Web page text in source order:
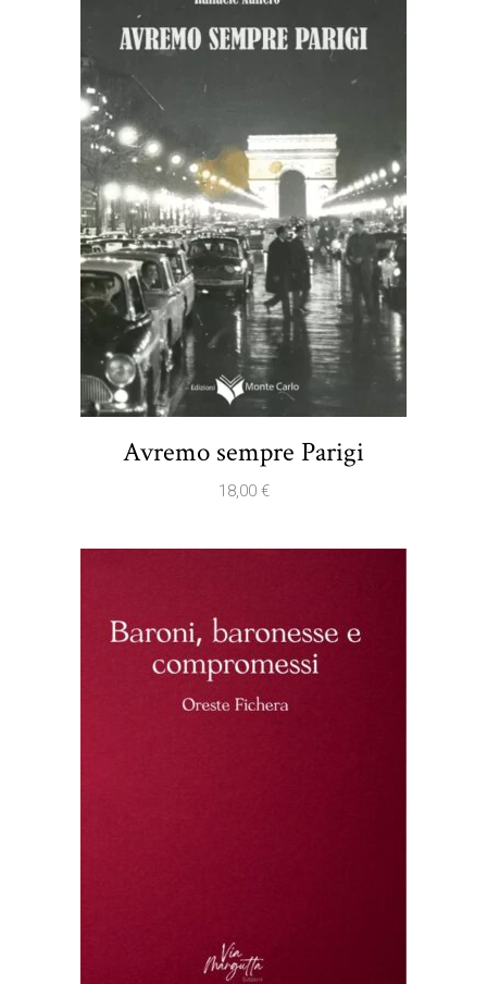
Avremo sempre Parigi
18,00 €